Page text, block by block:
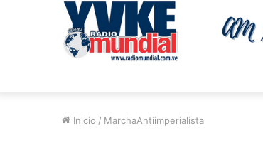
Inicio / MarchaAntiimperialista